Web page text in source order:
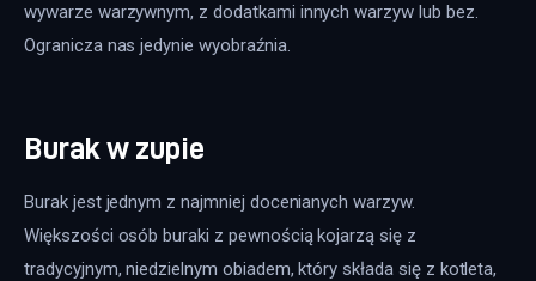
wywarze warzywnym, z dodatkami innych warzyw lub bez.
Ogranicza nas jedynie wyobraźnia.
Burak w zupie
Burak jest jednym z najmniej docenianych warzyw.
Większości osób buraki z pewnością kojarzą się z
tradycyjnym, niedzielnym obiadem, który składa się z kotleta,